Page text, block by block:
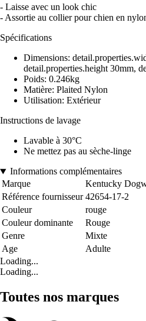
- Laisse avec un look chic
- Assortie au collier pour chien en
Spécifications
Dimensions:
detail.properties.height 30mm,
Poids: 0.246kg
Matière: Plaited Nylon
Utilisation: Extérieur
Instructions de lavage
Lavable à 30°C
Ne mettez pas au sèche-linge
Informations complémentaires
Marque
Kentucky
Référence fournisseur 42654-17-2
Couleur
rouge
Couleur dominante
Rouge
Genre
Mixte
Age
Adulte
Loading...
Loading...
Toutes nos marques